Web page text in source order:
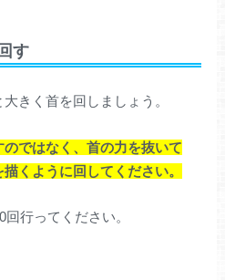
す
きく首を回しましょう。
ではなく、首の力を抜いて
くように回してください。
行ってください。